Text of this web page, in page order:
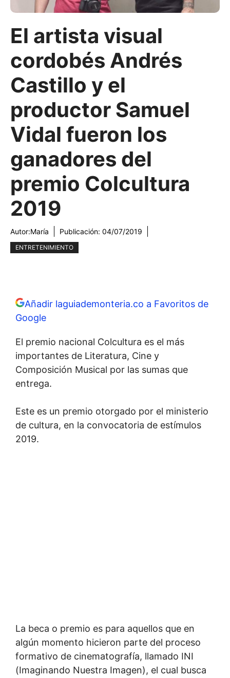
El artista visual
cordobés Andrés
Castillo y el
productor Samuel
Vidal fueron los
ganadores del
premio Colcultura
2019
Autor:María Publicación: 04/07/2019
ENTRETENIMIENTO
Añadir laguiademonteria.co a Favoritos de
Google
El premio nacional Colcultura es el más
importantes de Literatura, Cine y
Composición Musical por las sumas que
entrega.
Este es un premio otorgado por el ministerio
de cultura, en la convocatoria de estímulos
2019.
La beca o premio es para aquellos que en
algún momento hicieron parte del proceso
formativo de cinematografía, llamado INI
(Imaginando Nuestra Imagen), el cual busca